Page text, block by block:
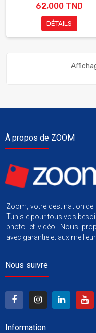
62,000 TND
DÉTAILS
À propos de ZOOM
Zoom, votre destination
Tunisie pour tous vos
photo et vidéo. Nous
avec garantie et aux
Nous suivre
Information